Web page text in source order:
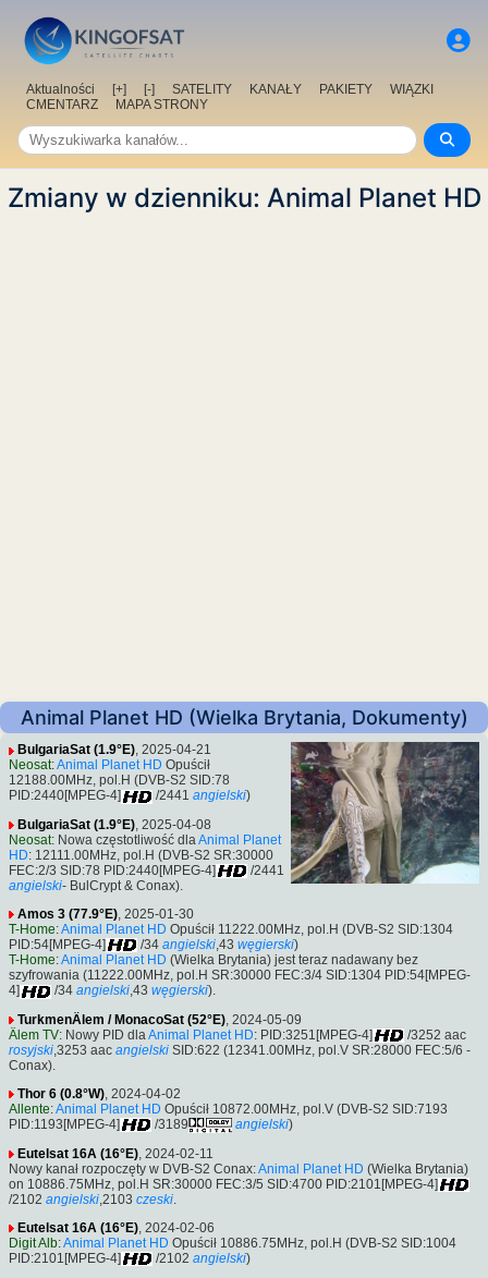
Aktualności [+] [-] SATELITY KANAŁY PAKIETY
WIĄZKI
CMENTARZ
MAPA STRONY
Zmiany w dzienniku: Animal Planet HD
Animal Planet HD (Wielka Brytania, Dokumenty)
BulgariaSat (1.9°E), 2025-04-21
Neosat:Animal Planet HD Opuścił
12188.00MHz, pol.H (DVB-S2 SID:78
PID:2440[MPEG-4]
/2441 angielski)
BulgariaSat (1.9°E) , 2025-04-08
Neosat: Nowa częstotliwość dla Animal Planet
HD: 12111.00MHz, pol.H (DVB-S2 SR:30000
FEC:2/3 SID:78 PID:2440[MPEG-4]
/2441
angielski- BulCrypt & Conax).
Amos 3 (77.9°E), 2025-01-30
T-Home:Animal Planet HD Opuścił 11222.00MHz, pol.H (DVB-S2 SID:1304
PID:54[MPEG-4]
/34 angielski,43 węgierski)
T-Home:Animal Planet HD (Wielka Brytania) jest teraz nadawany bez
szyfrowania (11222.00MHz, pol.H SR:30000 FEC:3/4 SID:1304 PID:54[MPEG-
4]
/34 angielski,43 węgierski).
TurkmenÄlem / MonacoSat (52°E) , 2024-05-09
Älem TV: Nowy PID dla Animal Planet HD: PID:3251[MPEG-4]
/3252 aac
rosyjski,3253 aac angielski SID:622 (12341.00MHz, pol.V SR:28000 FEC:5/6 -
Conax).
Thor 6 (0.8°W), 2024-04-02
Allente:Animal Planet HD Opuścił 10872.00MHz, pol.V (DVB-S2 SID:7193
PID:1193[MPEG-4]
/3189 angielski)
Eutelsat 16A (16°E) , 2024-02-11
Nowy kanał rozpoczęty w DVB-S2 Conax:Animal Planet HD (Wielka Brytania)
on 10886.75MHz, pol.H SR:30000 FEC:3/5 SID:4700 PID:2101[MPEG-4]
/2102 angielski,2103 czeski.
Eutelsat 16A (16°E), 2024-02-06
Digit Alb:Animal Planet HD Opuścił 10886.75MHz, pol.H (DVB-S2 SID:1004
PID:2101[MPEG-4]
/2102 angielski)